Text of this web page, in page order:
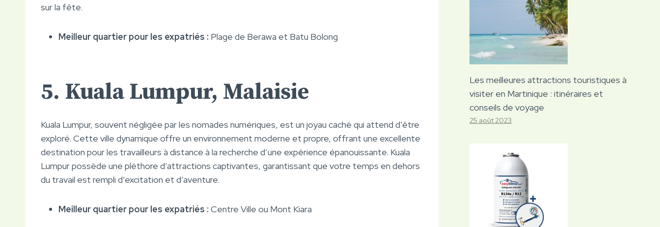
sur la fête.
Meilleur quartier pour les expatriés : Plage de Berawa et Batu Bolong
5. Kuala Lumpur, Malaisie
Kuala Lumpur, souvent négligée par les nomades numériques, est un joyau caché qui attend d’être
exploré. Cette ville dynamique offre un environnement moderne et propre, offrant une excellente
destination pour les travailleurs à distance à la recherche d’une expérience épanouissante. Kuala
Lumpur possède une pléthore d’attractions captivantes, garantissant que votre temps en dehors
du travail est rempli d’excitation et d’aventure.
Meilleur quartier pour les expatriés : Centre Ville ou Mont Kiara
Les meilleures attractions touristiques à
visiter en Martinique : itinéraires et
conseils de voyage
25 août 2023